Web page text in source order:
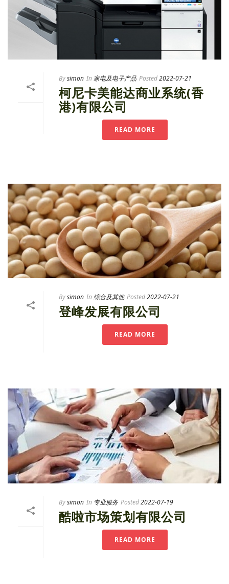
Bysimon In 家电及电子产品 Posted2022-07-21
柯尼卡美能达商业系统(香
港)有限公司
READ MORE
Bysimon In综合及其他 Posted2022-07-21
登峰发展有限公司
READ MORE
Bysimon In 专业服务 Posted2022-07-19
酷啦市场策划有限公司
READ MORE